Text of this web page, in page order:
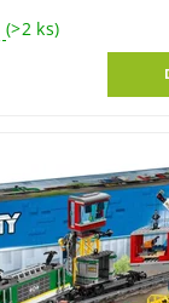
(>2 ks)